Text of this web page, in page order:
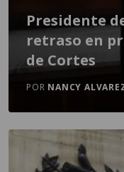
Presidente
retraso en
de Cortes
POR NANCY